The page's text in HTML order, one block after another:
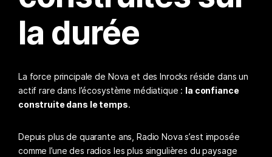
la durée
La force principale de Nova et des Inrocks réside dans un
actif rare dans l’écosystème médiatique : la confiance
construite dans le temps.
Depuis plus de quarante ans, Radio Nova s’est imposée
comme l’une des radios les plus singulières du paysage